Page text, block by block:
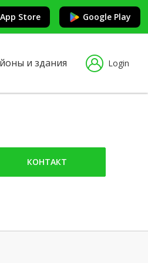
App Store Google Play
и здания Login
КОНТАКТ